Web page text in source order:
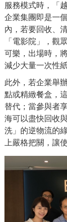
服務模式時，「
企業集團即是一
內，若要回收、
「電影院」，觀
可樂，出場時，
減少大量一次性
此外，若企業舉
點或精緻餐盒，
替代；當參與者
海可以盡快回收
洗」的逆物流的
上嚴格把關，讓